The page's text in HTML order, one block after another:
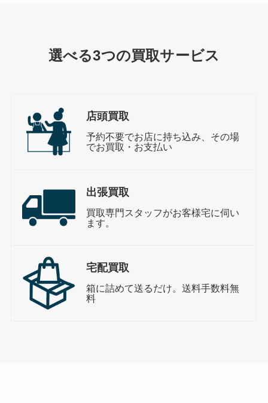
選べる3つの買取サービス
店頭買取
予約不要でお店に持ち込み、その場
でお買取・お支払い
出張買取
買取専門スタッフがお客様宅に伺い
ます。
宅配買取
箱に詰めて送るだけ。送料手数料無
料